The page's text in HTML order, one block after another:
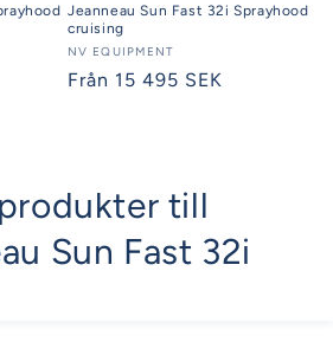
Jeanneau Sun Fast 32i Sprayhood
cruising
Säljare:
NV EQUIPMENT
Ordinarie
Från 15 495 SEK
till
Sun Fast 32i